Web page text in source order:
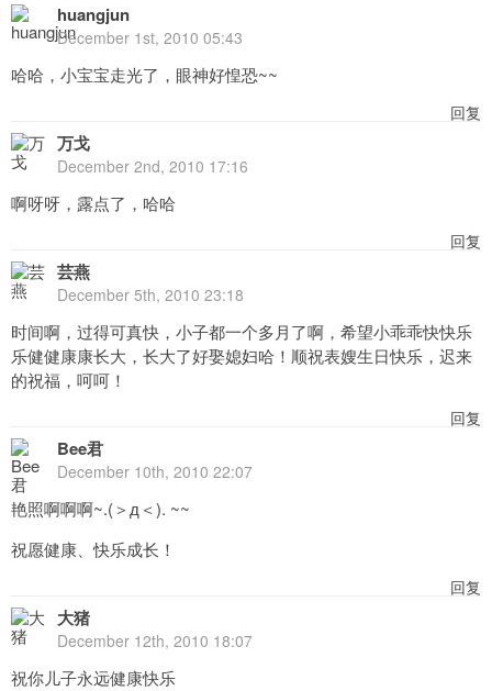
huangjun
December 1st, 2010 05:43
哈哈，小宝宝走光了，眼神好惶恐~~
回复
万戈
December 2nd, 2010 17:16
啊呀呀，露点了，哈哈
回复
芸燕
December 5th, 2010 23:18
时间啊，过得可真快，小子都一个多月了啊，希望小乖乖快快乐
乐健健康康长大，长大了好娶媳妇哈！顺祝表嫂生日快乐，迟来
的祝福，呵呵！
回复
Bee君
December 10th, 2010 22:07
艳照啊啊啊~.(＞д＜). ~~
祝愿健康、快乐成长！
回复
大猪
December 12th, 2010 18:07
祝你儿子永远健康快乐